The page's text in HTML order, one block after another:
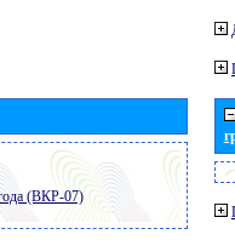
(ВКР-07)